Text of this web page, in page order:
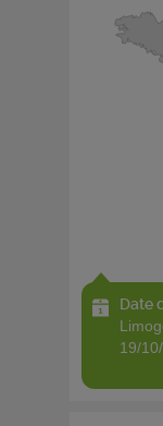
Date
limoges - du 07/09/2026 au
19/